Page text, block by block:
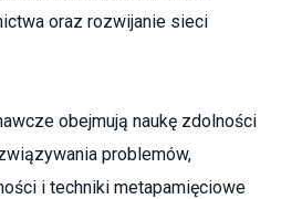
oraz rozwijanie sieci
obejmują naukę zdolności
problemów,
i techniki metapamięciowe